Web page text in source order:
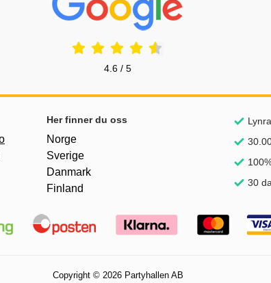
4.6 / 5
Her finner du oss
Norge
Sverige
Danmark
Finland
30
Copyright © 2026 Partyhallen AB